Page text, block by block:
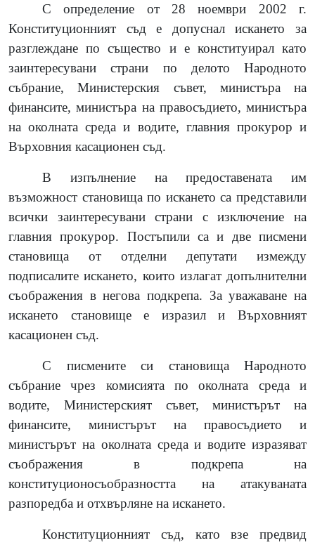
С определение от 28 ноември 2002 г.
Конституционният съд е допуснал искането за
разглеждане по същество и е конституирал като
заинтересувани страни по делото Народното
събрание, Министерския съвет, министъра на
финансите, министъра на правосъдието, министъра
на околната среда и водите, главния прокурор и
Върховния касационен съд.
В изпълнение на предоставената им
възможност становища по искането са представили
всички заинтересувани страни с изключение на
главния прокурор. Постъпили са и две писмени
становища от отделни депутати измежду
подписалите искането, които излагат допълнителни
съображения в негова подкрепа. За уважаване на
искането становище е изразил и Върховният
касационен съд.
С писмените си становища Народното
събрание чрез комисията по околната среда и
водите, Министерският съвет, министърът на
финансите, министърът на правосъдието и
министърът на околната среда и водите изразяват
съображения в подкрепа на
конституционосъобразността на атакуваната
разпоредба и отхвърляне на искането.
Конституционният съд, като взе предвид